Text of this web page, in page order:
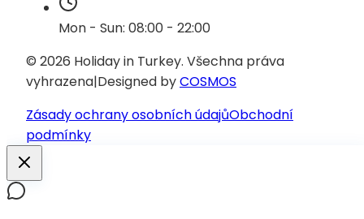
Mon - Sun: 08:00 - 22:00
© 2026 Holiday in Turkey. Všechna práva
vyhrazena|Designed byCOSMOS
Zásady ochrany osobních údajůObchodní
podmínky